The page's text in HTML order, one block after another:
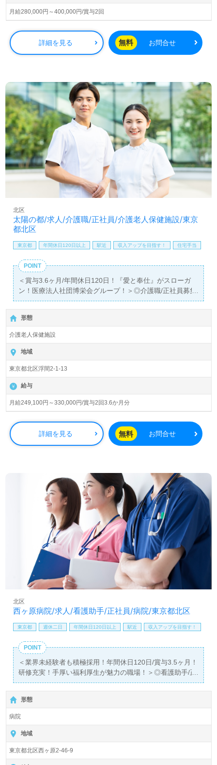
◎『ひとりは全体の為に、全体はひとりの為に』。患者様
の未来と幸せはぐぐむ機能訓練のプロフェッショナルチー
ム！◎
機能訓練指導員経験のある方はもちろん、これから機能訓
れる『東京都指定二次救急告示医療機関病院』様です。働
きやすい職場環境、多職種の職員様同士の抜群のチームワ
ーク、先輩職員様からのあたたかなサポートもうれしいポ
イント！『患者様お一人おひとりに寄り添ったリハビリを
実現したい、病院でチーム医療の一員として働きたい』
『働きながらキャリアアップを実現したい、専門性を高め
たい』『働きがいを感じながら仕事をしたい』『転職でキ
ャリアチェンジを実現したい、施設形態や環境を変えて仕
事をしたい』等の方も大歓迎です。募集詳細等、担当コン
サルタントよりご案内します。お問い合わせも遠慮なくお
願いします。
しは【ウィルオブ介護】＊求人情報収集、将来的に検討の
方も遠慮なく＊
LINE、メール、お電話などご希望に応じてお問い合わせ/ご
相談可能です。転職相談、求人紹介、年収交渉など完全無
あり！＞"転職支援"のプロと一緒に転職活動！お問い合わ
せお待ちしております。
月給280,000円～400,000円/賞与2回
詳細を見る 無料 お問合せ
太陽の都/求人/介護職/正社員/介護老人保健施設/東京
都北区
北区
東京都 年間休日120日以上 駅近 収入アップを目指す！ 住宅手当
POINT
＜賞与3.6ヶ月/年間休日120日！『愛と奉仕』がスローガ
ン！医療法人社団博栄会グループ！＞◎介護職/正社員募集
◎
【月給249,100円～330,000円】＊初任者研修以上有資格者
向け求人＊『赤羽駅』徒歩15分、『北赤羽駅』徒歩10分。
入居定員100名（従来型個室/多床室）『太陽の都』医療法
人社団博栄会グループ/医療法人社団博栄会（本部：東京都
北区）様の運営です。従業員数798名以上、東京都内を中
心に病院、介護老人保健施設、シニアケアセンター、歯科/
口腔外科、血液透析センター、訪問看護ステーション、居
宅介護支援センターを展開されています。
◎ご利用者様の住み慣れたこの街で『ご利用者様の笑顔』
を見たいから。あなたの仕事がご利用者様の笑顔をつくり
ます！◎
看護助手や介護職経験のある方はもちろん、これから介護
ビスをワンチームで実現されている事業所様です。職員様
同士のチームワーク、住宅手当等の手厚い福利厚生、収入
アップを目指せる給与制度/人事考課もうれしいポイント！
『ご利用者様目線で介護を行いたい、ご利用者様と働くわ
たしの笑顔も増やしたい』『資格取得を目指している、介
護知識や技術力を高めたい』『転職で施設形態や環境を変
えて働きたい』等の方も大歓迎です！募集詳細等、担当コ
ンサルタントよりご案内します。お問い合わせも遠慮なく
お願いします。
全国の求人ご紹介！医療/福祉業界の正社員/パート仕事探
しは【ウィルオブ介護】＊求人情報収集、将来的に検討の
LINE、メール、お電話などご希望に応じてお問い合わせ/ご
相談可能です。転職相談、求人紹介、年収交渉など完全無
料サービスをご利用いただけます。＜非公開求人も取扱い
せお待ちしております。
形態
介護老人保健施設
地域
東京都北区浮間2-1-13
給与
月給249,100円～330,000円/賞与2回3.6か月分
詳細を見る 無料 お問合せ
西ヶ原病院/求人/看護助手/正社員/病院/東京都北区
北区
東京都 週休二日 年間休日120日以上 駅近 収入アップを目指す！
POINT
＜業界未経験者も積極採用！年間休日120日/賞与3.5ヶ月！
研修充実！手厚い福利厚生が魅力の職場！＞◎看護助手/正
社員募集◎
【月給210,000円～218,500円】【同時募集：チャレンジ看
護助手！無資格/未経験応募可能枠】『西ヶ原駅』徒歩2
分。
病床数110床『西ヶ原病院』医療法人三恵会（本部：東京
都北区）様の運営です。東京都北区に病院（精神科、神経
科、内科）を展開されています。院長先生自ら『今、目の
形態
病院
地域
東京都北区西ヶ原2-46-9